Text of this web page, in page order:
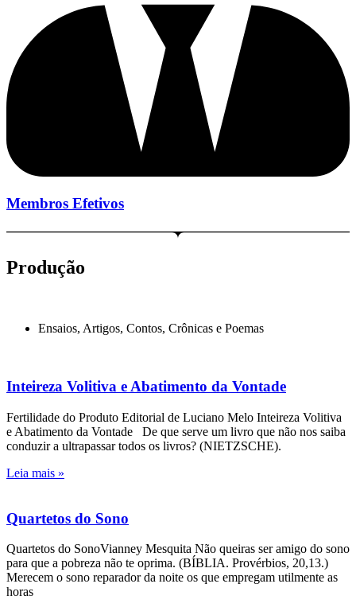
Membros Efetivos
Produção
Ensaios, Artigos, Contos, Crônicas e Poemas
Inteireza Volitiva e Abatimento da Vontade
Fertilidade do Produto Editorial de Luciano Melo Inteireza Volitiva
e Abatimento da Vontade De que serve um livro que não nos saiba
conduzir a ultrapassar todos os livros? (NIETZSCHE).
Leia mais »
Quartetos do Sono
Quartetos do SonoVianney Mesquita Não queiras ser amigo do sono
para que a pobreza não te oprima. (BÍBLIA. Provérbios, 20,13.)
Merecem o sono reparador da noite os que empregam utilmente as
horas